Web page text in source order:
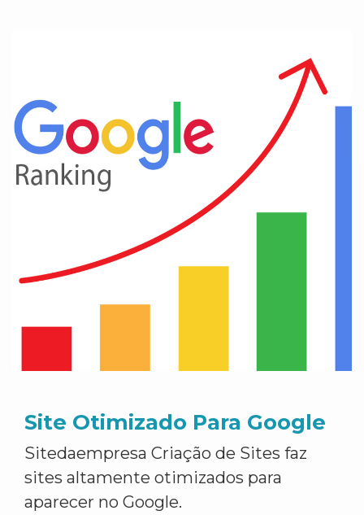
Site Otimizado Para Google
Sitedaempresa Criação de Sites faz
sites altamente otimizados para
aparecer no Google.